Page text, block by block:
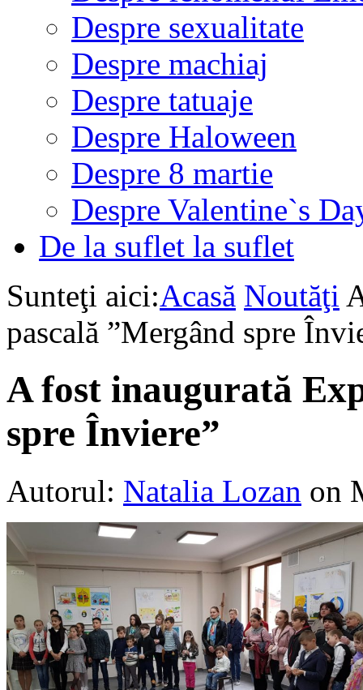
Despre sexualitate
Despre machiaj
Despre tatuaje
Despre Haloween
Despre 8 martie
Despre Valentine`s
De la suflet la suflet
Sunteţi aici:Acasă Noutăţi
pascală ”Mergând spre
A fost inaugurată
spre Înviere”
Autorul: Natalia Lozan on